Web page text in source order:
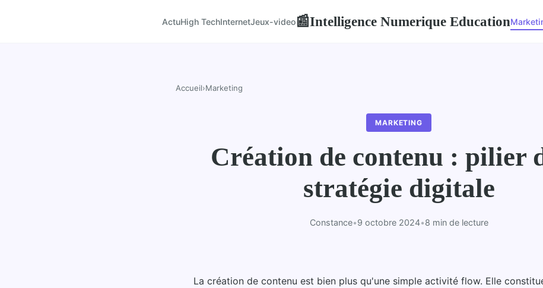
ActuHigh TechInternetJeux-video📰Intelligence Numerique Education
Accueil›Marketing
MARKETING
Création de contenu : pilier
stratégie digitale
Constance•9 octobre 2024•8 min de lecture
La création de contenu est bien plus qu'une simple activité flow. Elle